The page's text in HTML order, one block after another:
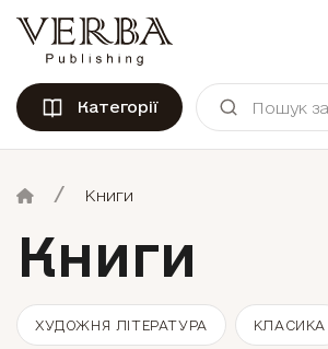
Категорії
Книги
Книги
ХУДОЖНЯ ЛІТЕРАТУРА КЛАСИКА